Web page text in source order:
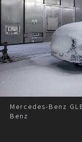
Mercedes-Benz
Benz